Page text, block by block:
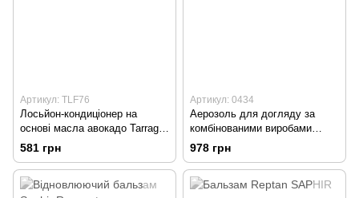
Артикул: TLF76
Лосьйон-кондиціонер на
основі масла авокадо Tarrago
Leather Lotion
581 грн
Артикул: 0434
Аерозоль для догляду за
комбінованими виробами
Saphir Combi
978 грн